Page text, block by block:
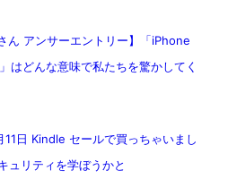
ん アンサーエントリー】「iPhone
はどんな意味で私たちを驚かしてく
11日 Kindle セールで買っちゃいまし
ュリティを学ぼうかと